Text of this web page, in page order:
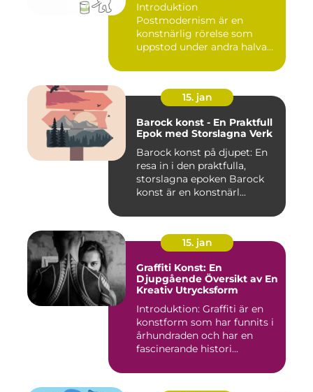
Introduktion
Postmodernism är en
konstnärlig rörelse som
uppstod under andra halvan
15. jan
Barock konst - En Praktfull
Epok med Storslagna Verk
Barock konst på djupet: En
resa in i den praktfulla,
storslagna epoken Barock
konst är en konstnärl...
15. jan
Graffiti Konst: En
Djupgående Översikt av En
Kreativ Utrycksform
Introduktion: Graffiti är en
konstform som har funnits i
århundraden och har en
fascinerande histori...